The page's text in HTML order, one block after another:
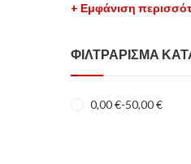
+ Εμφάνιση
ΦΙΛΤΡΆΡΙΣΜΑ
0,00€-50,00€